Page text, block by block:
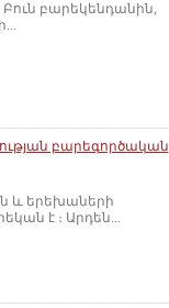
բարեկենդանին,
բարեգործական
և երեխաների
է ։ Արդեն...